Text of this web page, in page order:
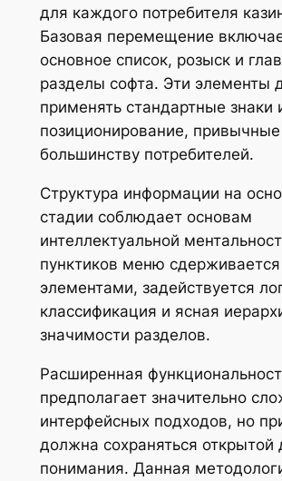
для каждого потребителя
Базовая перемещение
основное список, розыск и
разделы софта. Эти элементы
применять стандартные знаки
позиционирование, привычные
большинству потребителей.
Структура информации на
стадии соблюдает основам
интеллектуальной
пунктиков меню
элементами, задействуется
классификация и ясная
значимости разделов.
Расширенная
предполагает значительно
интерфейсных подходов, но
должна сохраняться открытой
понимания. Данная